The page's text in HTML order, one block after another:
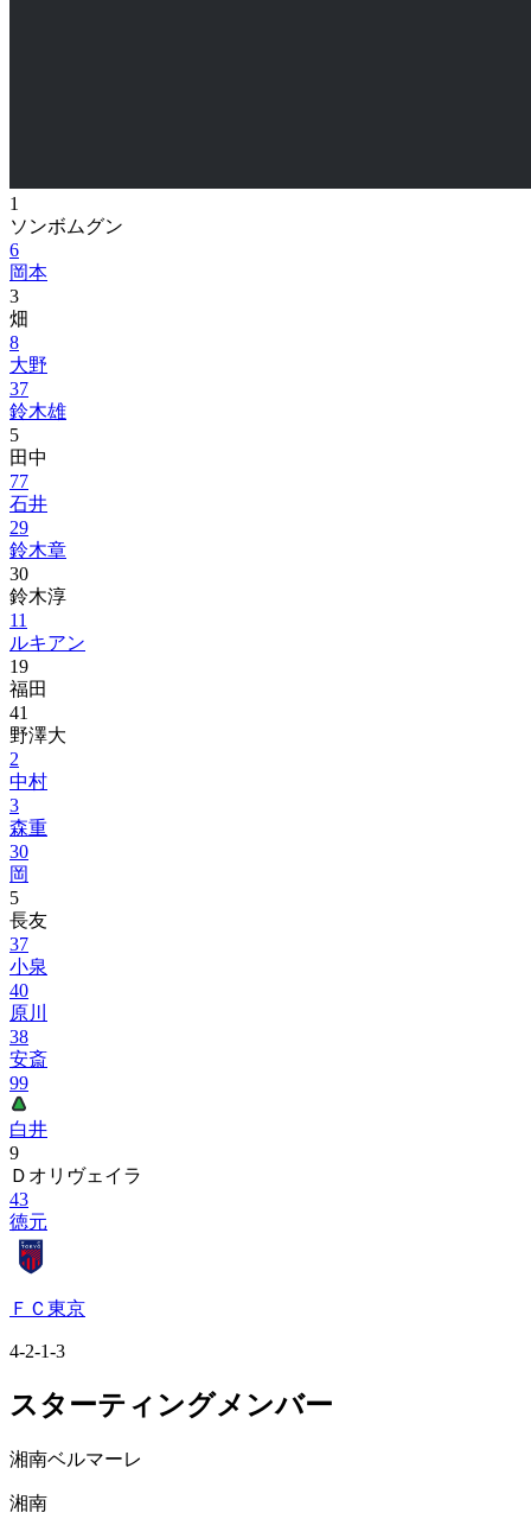
1
ソンボムグン
6
岡本
3
畑
8
大野
37
鈴木雄
5
田中
77
石井
29
鈴木章
30
鈴木淳
11
ルキアン
19
福田
41
野澤大
2
中村
3
森重
30
岡
5
長友
37
小泉
40
原川
38
安斎
99
白井
9
Ｄオリヴェイラ
43
徳元
ＦＣ東京
4-2-1-3
スターティングメンバー
湘南ベルマーレ
湘南